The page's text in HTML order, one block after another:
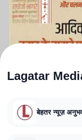
Lagatar
बेहतर न्यूज़